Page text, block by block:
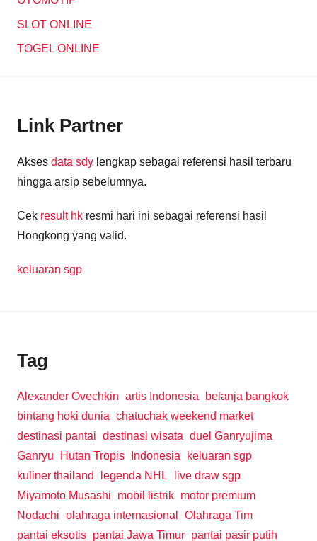
SLOT ONLINE
TOGEL ONLINE
Link Partner
Akses data sdy lengkap sebagai referensi hasil terbaru
hingga arsip sebelumnya.
Cek result hk resmi hari ini sebagai referensi hasil
Hongkong yang valid.
keluaran sgp
Tag
Alexander Ovechkin artis Indonesia
belanja bangkok
bintang hoki dunia chatuchak weekend market
destinasi pantai destinasi wisata duel Ganryujima
Ganryu
Hutan Tropis Indonesia
keluaran sgp
kuliner thailand
legenda NHL
live draw sgp
Miyamoto Musashi
mobil listrik motor premium
Nodachi olahraga internasional
Olahraga Tim
pantai eksotis pantai Jawa Timur pantai pasir putih